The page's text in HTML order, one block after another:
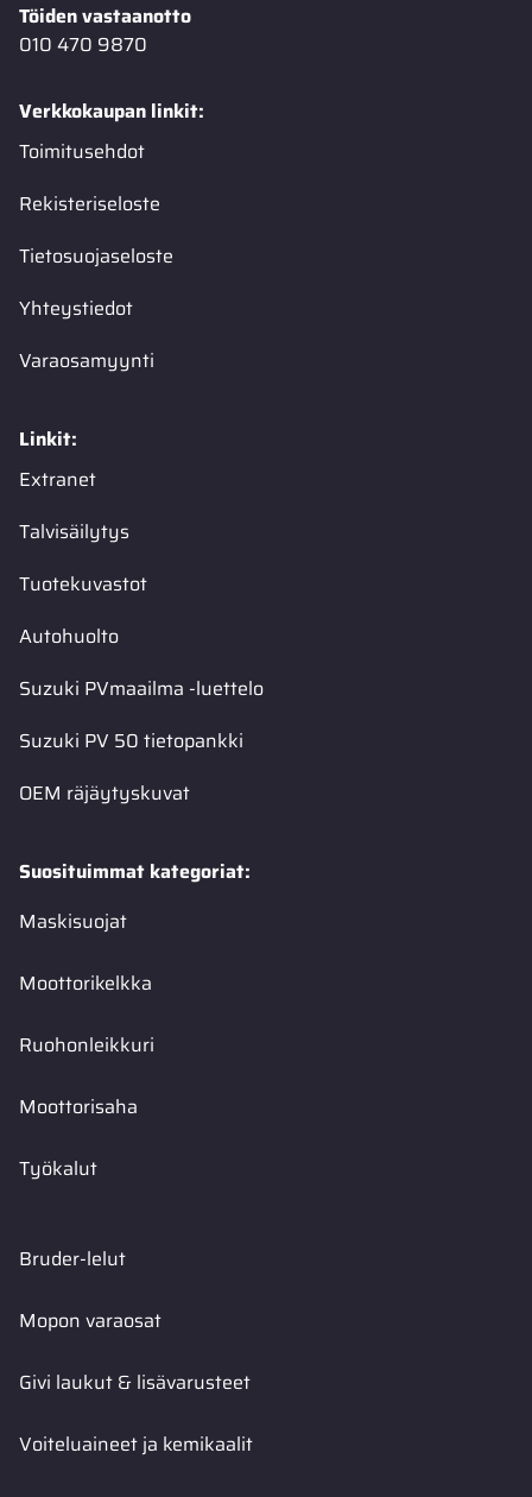
Töiden vastaanotto
010 470 9870
Verkkokaupan linkit:
Toimitusehdot
Rekisteriseloste
Tietosuojaseloste
Yhteystiedot
Varaosamyynti
Linkit:
Extranet
Talvisäilytys
Tuotekuvastot
Autohuolto
Suzuki PVmaailma -luettelo
Suzuki PV 50 tietopankki
OEM räjäytyskuvat
Suosituimmat kategoriat:
Maskisuojat
Moottorikelkka
Ruohonleikkuri
Moottorisaha
Työkalut
Bruder-lelut
Mopon varaosat
Givi laukut & lisävarusteet
Voiteluaineet ja kemikaalit